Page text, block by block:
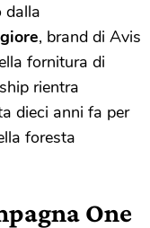
dalla
, brand di Avis
fornitura di
rientra
dieci anni fa per
foresta
One